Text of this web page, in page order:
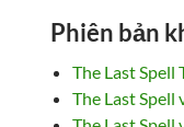
Phiên bản
The Last Spell
The Last Spell